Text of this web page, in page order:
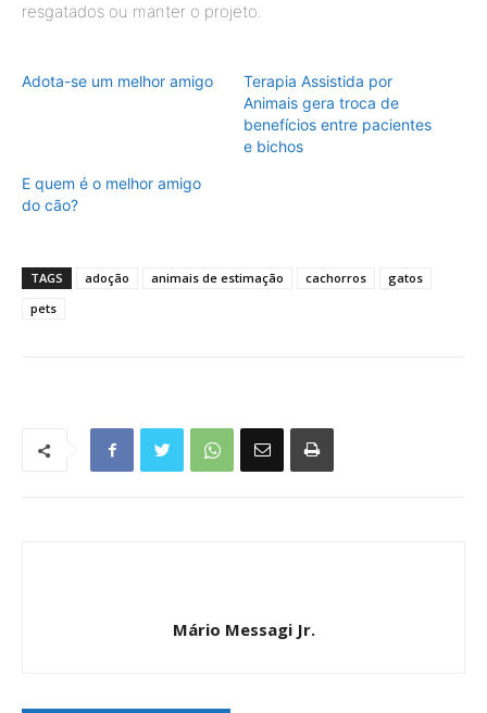
resgatados ou manter o projeto.
Adota-se um melhor amigo
Terapia Assistida por
Animais gera troca de
benefícios entre pacientes
e bichos
E quem é o melhor amigo
do cão?
TAGS adoção animais de estimação cachorros
gatos
pets
Mário Messagi Jr.